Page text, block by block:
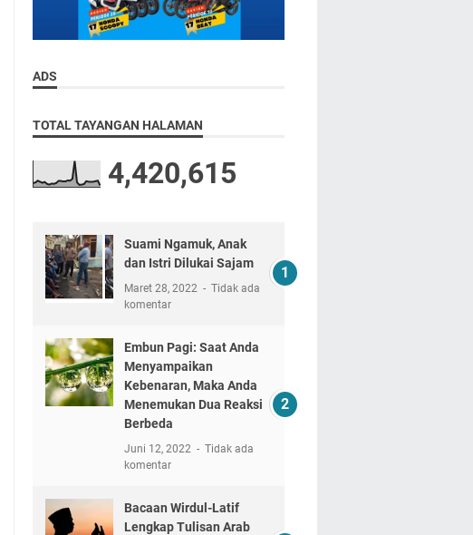
ADS
TOTAL TAYANGAN HALAMAN
4,420,615
Suami Ngamuk, Anak
dan Istri Dilukai Sajam
Maret 28, 2022
Tidak ada
komentar
Embun Pagi: Saat Anda
Menyampaikan
Kebenaran, Maka Anda
Menemukan Dua Reaksi
Berbeda
Juni 12, 2022
Tidak ada
komentar
Bacaan Wirdul-Latif
Lengkap Tulisan Arab